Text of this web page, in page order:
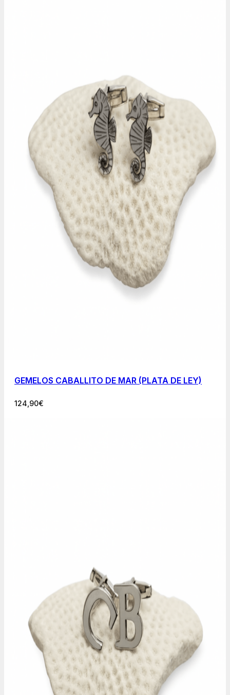
GEMELOS CABALLITO DE MAR (PLATA DE LEY)
124,90€